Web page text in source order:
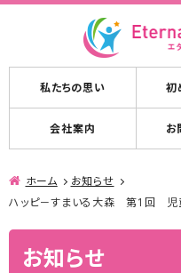
私たちの思い 初
会社案内 お
ホーム
お知らせ
ハッピ－すまいる大森 第1回 児
お知らせ